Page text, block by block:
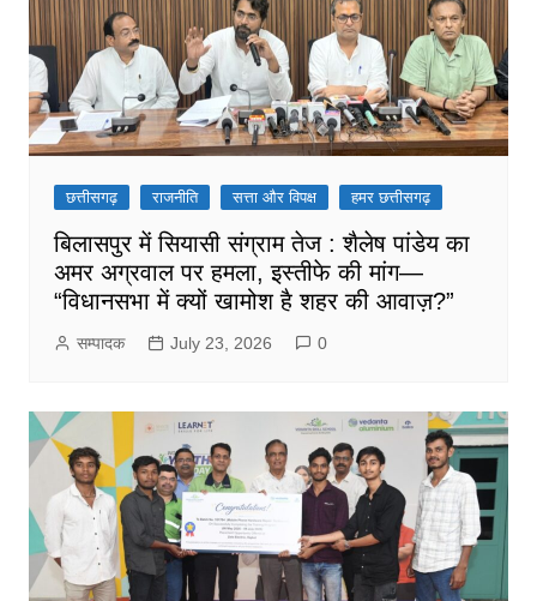
छत्तीसगढ़ राजनीति सत्ता और विपक्ष हमर छत्तीसगढ़
बिलासपुर में सियासी संग्राम तेज : शैलेष पांडेय का
अमर अग्रवाल पर हमला, इस्तीफे की मांग—
“विधानसभा में क्यों खामोश है शहर की आवाज़?”
सम्पादक July 23, 2026 0